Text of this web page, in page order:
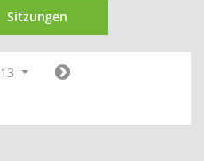
Sitzungen